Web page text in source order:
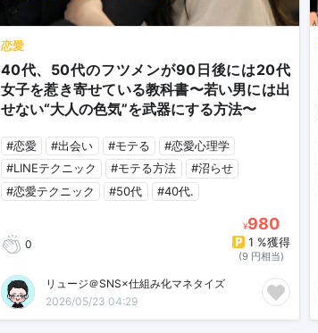
恋愛
40代、50代のフツメンが90日後には20代
女子を惹き寄せている教科書〜若い男には出
せない“大人の色気”を武器にする方法〜
#恋愛 #出会い #モテる
#恋愛心理学
#LINEテクニック
#モテる方法
#沼らせ
#恋愛テクニック
#50代 #40代.
0
¥980
1 %獲得
(9 円相当)
リュージ＠SNS×仕組み化マネタイズ
2026/05/23 04:29